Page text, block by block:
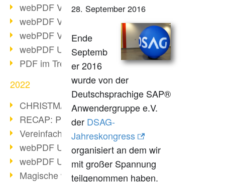
webPDF Video-Session 2
webPDF Video-Session 1
webPDF Video-Session Termine
webPDF Update 9.0.0.2843
PDF im Trend
2022
CHRISTMAS 2022 loading
RECAP: PDF Days Europe 2022
Vereinfachung Personalprozesse
webPDF Update 8.0.0.2727
webPDF Update 9.0.0.2732
Magische webPDF Version 9
28. September 2016
Ende
Septemb
er 2016
wurde von der
Deutschsprachige SAP®
Anwendergruppe e.V.
der DSAG-
Jahreskongress
organisiert an dem wir
mit großer Spannung
teilgenommen haben.